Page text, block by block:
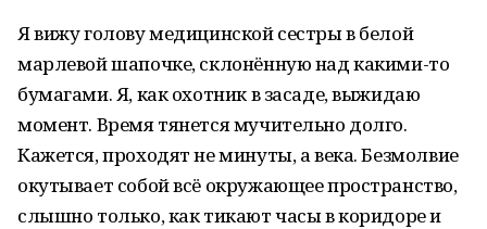
Я вижу голову медицинской сестры в белой
марлевой шапочке, склонённую над какими-то
бумагами. Я, как охотник в засаде, выжидаю
момент. Время тянется мучительно долго.
Кажется, проходят не минуты, а века. Безмолвие
окутывает собой всё окружающее пространство,
слышно только, как тикают часы в коридоре и